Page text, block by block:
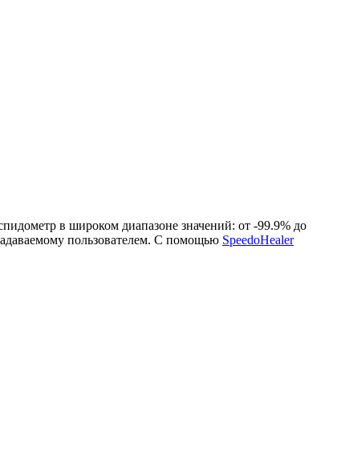
в широком диапазоне значений: от -99.9% до
пользователем. С помощью SpeedoHealer